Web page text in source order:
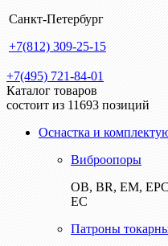
Санкт-Петербург
+7(812) 309-25-15
+7(495) 721-84-01
Каталог товаров
состоит из 11693 позиций
Оснастка и
Виброопоры
ОВ, BR, EM,
EC
Патроны